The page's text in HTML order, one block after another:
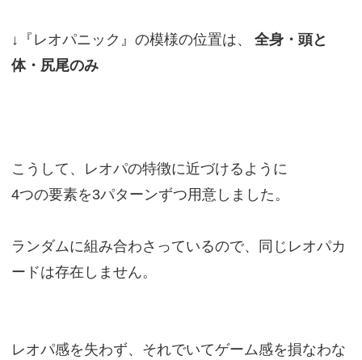
↓『レオパニック』の模様の位置は、
全身・頭と
体・尻尾のみ
こうして、レオパの特徴に近づけるように
4つの要素を3パターンずつ用意しました。
ランダムに組み合わさっているので、同じレオパカ
ードは存在しません。
レオパ感を失わず、それでいてゲーム感を損なわな